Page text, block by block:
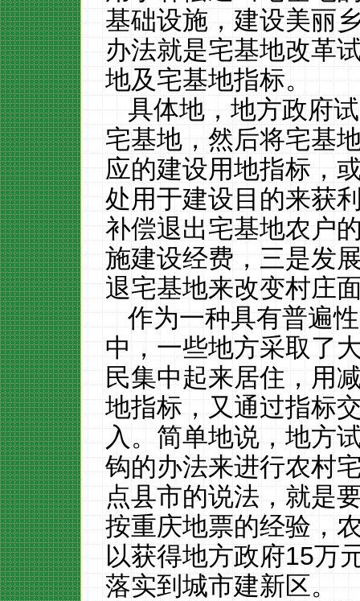
基础设施，建设美丽
办法就是宅基地改革
地及宅基地指标。
具体地，地方政府
宅基地，然后将宅基
应的建设用地指标，
处用于建设目的来获
补偿退出宅基地农户
施建设经费，三是发
退宅基地来改变村庄
作为一种具有普遍
中，一些地方采取了
民集中起来居住，用
地指标，又通过指标
入。简单地说，地方
钩的办法来进行农村
点县市的说法，就是
按重庆地票的经验，
以获得地方政府15万
落实到城市建新区。